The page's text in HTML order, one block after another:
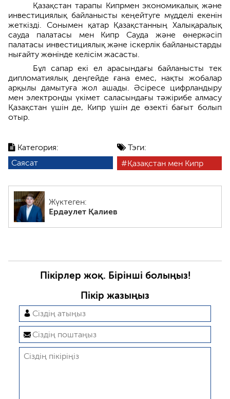
Категория:
Саясат
Тэги:
Қазақстан мен Кипр
Жүктеген:
Ердәулет Қалиев
Қазақстан тарапы Кипрмен экономикалық және
инвестициялық байланысты кеңейтуге мүдделі екенін
жеткізді. Сонымен қатар Қазақстанның Халықаралық
сауда палатасы мен Кипр Сауда және өнеркәсіп
палатасы инвестициялық және іскерлік байланыстарды
нығайту жөнінде келісім жасасты.
Бұл сапар екі ел арасындағы байланысты тек
дипломатиялық деңгейде ғана емес, нақты жобалар
арқылы дамытуға жол ашады. Әсіресе цифрландыру
мен электронды үкімет саласындағы тәжірибе алмасу
Қазақстан үшін де, Кипр үшін де өзекті бағыт болып
отыр.
Пікірлер жоқ. Бірінші болыңыз!
Пікір жазыңыз